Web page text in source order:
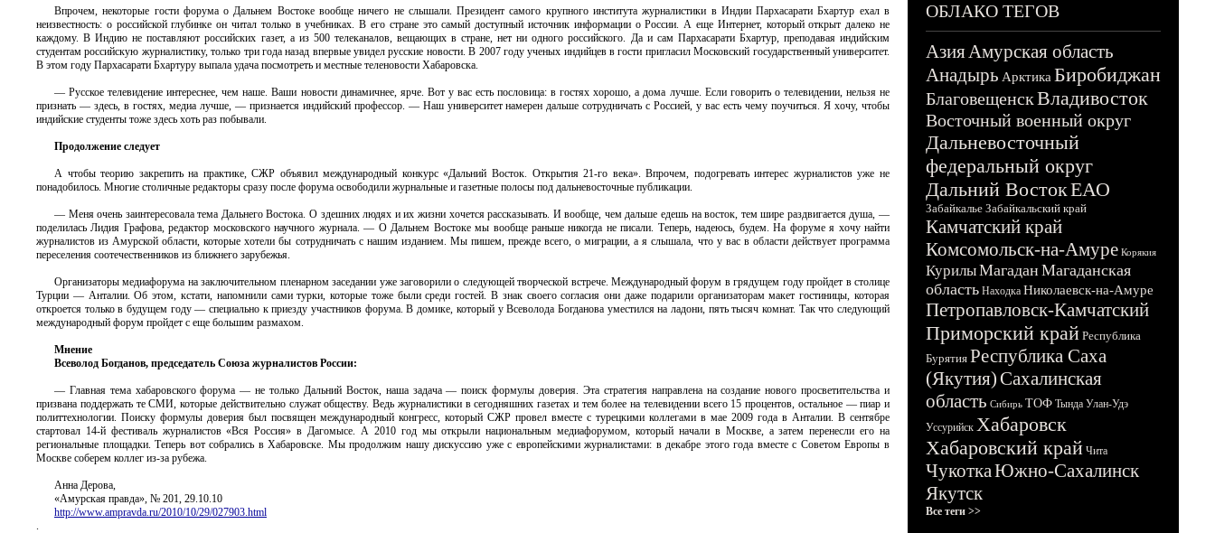
Впрочем, некоторые гости форума о Дальнем Востоке вообще ничего не слышали. Президент самого крупного института журналистики в Индии Пархасарати Бхартур ехал в
неизвестность: о российской глубинке он читал только в учебниках. В его стране это самый доступный источник информации о России. А еще Интернет, который открыт далеко не
каждому. В Индию не поставляют российских газет, а из 500 телеканалов, вещающих в стране, нет ни одного российского. Да и сам Пархасарати Бхартур, преподавая индийским
студентам российскую журналистику, только три года назад впервые увидел русские новости. В 2007 году ученых индийцев в гости пригласил Московский государственный университет.
В этом году Пархасарати Бхартуру выпала удача посмотреть и местные теленовости Хабаровска.
— Русское телевидение интереснее, чем наше. Ваши новости динамичнее, ярче. Вот у вас есть пословица: в гостях хорошо, а дома лучше. Если говорить о телевидении, нельзя не
признать — здесь, в гостях, медиа лучше, — признается индийский профессор. — Наш университет намерен дальше сотрудничать с Россией, у вас есть чему поучиться. Я хочу, чтобы
индийские студенты тоже здесь хоть раз побывали.
Продолжение следует
А чтобы теорию закрепить на практике, СЖР объявил международный конкурс «Дальний Восток. Открытия 21-го века». Впрочем, подогревать интерес журналистов уже не
понадобилось. Многие столичные редакторы сразу после форума освободили журнальные и газетные полосы под дальневосточные публикации.
— Меня очень заинтересовала тема Дальнего Востока. О здешних людях и их жизни хочется рассказывать. И вообще, чем дальше едешь на восток, тем шире раздвигается душа, —
поделилась Лидия Графова, редактор московского научного журнала. — О Дальнем Востоке мы вообще раньше никогда не писали. Теперь, надеюсь, будем. На форуме я хочу найти
журналистов из Амурской области, которые хотели бы сотрудничать с нашим изданием. Мы пишем, прежде всего, о миграции, а я слышала, что у вас в области действует программа
переселения соотечественников из ближнего зарубежья.
Организаторы медиафорума на заключительном пленарном заседании уже заговорили о следующей творческой встрече. Международный форум в грядущем году пройдет в столице
Турции — Анталии. Об этом, кстати, напомнили сами турки, которые тоже были среди гостей. В знак своего согласия они даже подарили организаторам макет гостиницы, которая
откроется только в будущем году — специально к приезду участников форума. В домике, который у Всеволода Богданова уместился на ладони, пять тысяч комнат. Так что следующий
международный форум пройдет с еще большим размахом.
Мнение
Всеволод Богданов, председатель Союза журналистов России:
— Главная тема хабаровского форума — не только Дальний Восток, наша задача — поиск формулы доверия. Эта стратегия направлена на создание нового просветительства и
призвана поддержать те СМИ, которые действительно служат обществу. Ведь журналистики в сегодняшних газетах и тем более на телевидении всего 15 процентов, остальное — пиар и
политтехнологии. Поиску формулы доверия был посвящен международный конгресс, который CЖР провел вместе с турецкими коллегами в мае 2009 года в Анталии. В сентябре
стартовал 14-й фестиваль журналистов «Вся Россия» в Дагомысе. А 2010 год мы открыли национальным медиафорумом, который начали в Москве, а затем перенесли его на
региональные площадки. Теперь вот собрались в Хабаровске. Мы продолжим нашу дискуссию уже с европейскими журналистами: в декабре этого года вместе с Советом Европы в
Москве соберем коллег из-за рубежа.
Анна Дерова,
«Амурская правда», № 201, 29.10.10
http://www.ampravda.ru/2010/10/29/027903.html
.
ОБЛАКО ТЕГОВ
АзияАмурская область
Анадырь Арктика Биробиджан
БлаговещенскВладивосток
Восточный военный округ
Дальневосточный
федеральный округ
Дальний ВостокЕАО
Забайкалье Забайкальский край
Камчатский край
Комсомольск-на-Амуре Корякия
КурилыМагадан Магаданская
область Находка Николаевск-на-Амуре
Петропавловск-Камчатский
Приморский край Республика
Бурятия Республика Саха
(Якутия)Сахалинская
область Сибирь ТОФ Тында Улан-Удэ
Уссурийск Хабаровск
Хабаровский край Чита
ЧукоткаЮжно-Сахалинск
Якутск
Все теги >>